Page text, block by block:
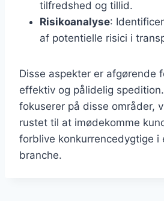
tilfredshed og tillid.
Risikoanalyse:
af potentielle risici i
Disse aspekter er afgørende
effektiv og pålidelig
fokuserer på disse områder,
rustet til at imødekomme
forblive konkurrencedygtige i
branche.